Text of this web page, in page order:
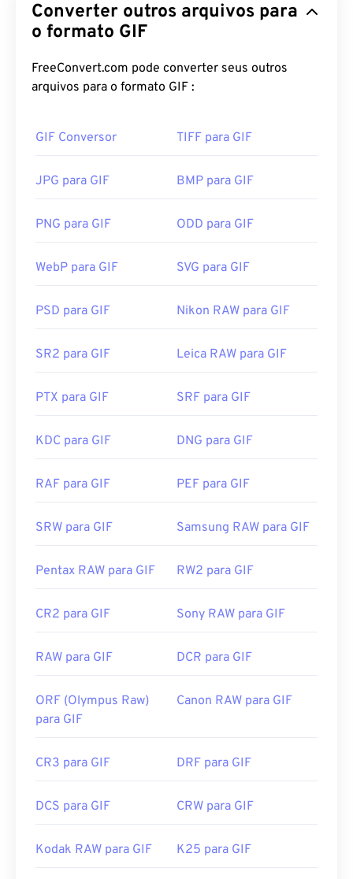
para formar imagens simples usando omodelo de
cores RGB. Ao contrário do formato de arquivo
sem perdase suporta animação sem áudio. O uso
mais comum do GIF é em formato animado, como
viralizam na internet.
Como abrir um arquivo GIF?
lhe confere uma vantagem distinta sobre outros
abre em dispositivos móveis da Apple, incluindo
Adobe Flash.
Os GIFs abrem facilmente em quase todos os
navegadores da web e sistemas operacionais. Para
comoo Adobe Photoshop. No Windows, abra GIFs
Elements
, Roxio Creator NXT Pro
e outros. No
macOS, use visualizadores e editores de imagens
Desenvolvido por:CompuServe, Inc.
Links úteis: https://en.wikipedia.org/wiki/GIF
Converter outros arquivos para
o formato GIF
FreeConvert.com pode converter seus outros
arquivos para o formato GIF :
GIF Conversor TIFF para GIF
JPG para GIF BMP para GIF
PNG para GIF ODD para GIF
WebP para GIF SVG para GIF
PSD para GIF Nikon RAW para GIF
SR2 para GIF Leica RAW para GIF
PTX para GIF SRF para GIF
KDC para GIF DNG para GIF
RAF para GIF PEF para GIF
SRW para GIF Samsung RAW para GIF
Pentax RAW para GIF RW2 para GIF
CR2 para GIF Sony RAW para GIF
RAW para GIF DCR para GIF
ORF (Olympus Raw)
para GIF
Canon RAW para GIF
CR3 para GIF DRF para GIF
DCS para GIF CRW para GIF
Kodak RAW para GIF K25 para GIF